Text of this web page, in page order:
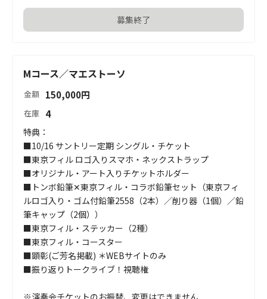
募集終了
Mコース／マエストーソ
金額 150,000円
在庫 4
特典：
■10/16 サントリー定期 シングル・チケット
■東京フィル ロゴ入りスマホ・ネックストラップ
■オリジナル・アート入りチケットホルダー
■トンボ鉛筆✕東京フィル・コラボ鉛筆セット（東京フィ
ルロゴ入り・ゴム付鉛筆2558（2本）／削り器（1個）／鉛
筆キャップ（2個））
■東京フィル・ステッカー（2種）
■東京フィル・コースター
■顕彰(ご芳名掲載) ＊WEBサイトのみ
■振り返りトークライブ！視聴権
※演奏会チケットのお振替、変更はできません